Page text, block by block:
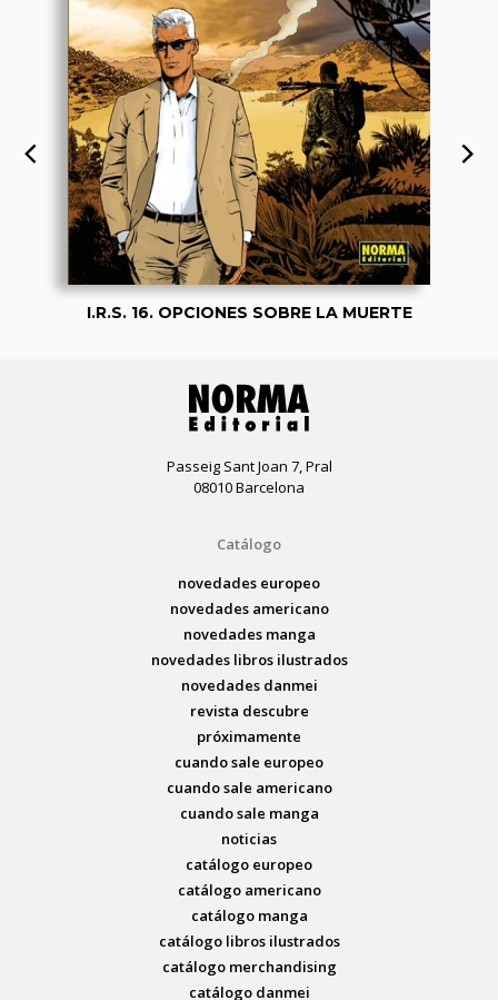
I.R.S. 16. OPCIONES SOBRE LA MUERTE
Passeig Sant Joan 7, Pral
08010 Barcelona
Catálogo
novedades europeo
novedades americano
novedades manga
novedades libros ilustrados
novedades danmei
revista descubre
próximamente
cuando sale europeo
cuando sale americano
cuando sale manga
noticias
catálogo europeo
catálogo americano
catálogo manga
catálogo libros ilustrados
catálogo merchandising
catálogo danmei